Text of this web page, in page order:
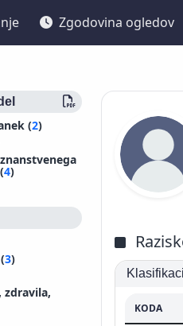
Zgodovina ogledov
(2)
4)
3)
zdravila,
KODA